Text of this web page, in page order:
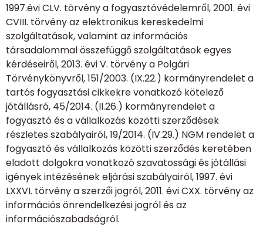
1997.évi CLV. törvény a fogyasztóvédelemről, 2001. évi
CVIII. törvény az elektronikus kereskedelmi
szolgáltatások, valamint az információs
társadalommal összefüggő szolgáltatások egyes
kérdéseiről, 2013. évi V. törvény a Polgári
Törvénykönyvről, 151/2003. (IX.22.) kormányrendelet a
tartós fogyasztási cikkekre vonatkozó kötelező
jótállásró, 45/2014. (II.26.) kormányrendelet a
fogyasztó és a vállalkozás közötti szerződések
részletes szabályairól, 19/2014. (IV.29.) NGM rendelet a
fogyasztó és vállalkozás közötti szerződés keretében
eladott dolgokra vonatkozó szavatossági és jótállási
igények intézésének eljárási szabályairól, 1997. évi
LXXVI. törvény a szerzői jogról, 2011. évi CXX. törvény az
információs önrendelkezési jogról és az
információszabadságról.